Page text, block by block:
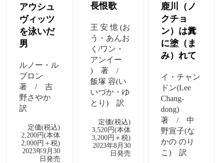
アウシュ
ヴィッツ
を泳いだ
男
ルノー・ル
ブロン
著 / 吉
野さやか
訳
定価(税込)
2,200円(本体
2,000円＋税)
2023年9月30
日発売
長恨歌
王 安 憶 (お
う・あんお
く/ワン・
アンイー
) 著 /
飯塚 容(い
いづか・ゆ
とり) 訳
定価(税込)
3,520円(本体
3,200円＋税)
2023年8月30
日発売
鹿川（ノ
クチョ
ン）は糞
に塗（ま
み）れて
イ・チャン
ドン(Lee
Chang-
dong)
著 / 中
野宣子(な
かの のり
こ) 訳